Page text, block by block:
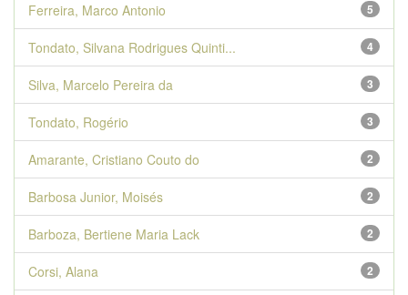
5
Ferreira, Marco Antonio
4
Tondato, Silvana Rodrigues Quinti...
3
Silva, Marcelo Pereira da
3
Tondato, Rogério
2
Amarante, Cristiano Couto do
2
Barbosa Junior, Moisés
2
Barboza, Bertiene Maria Lack
2
Corsi, Alana